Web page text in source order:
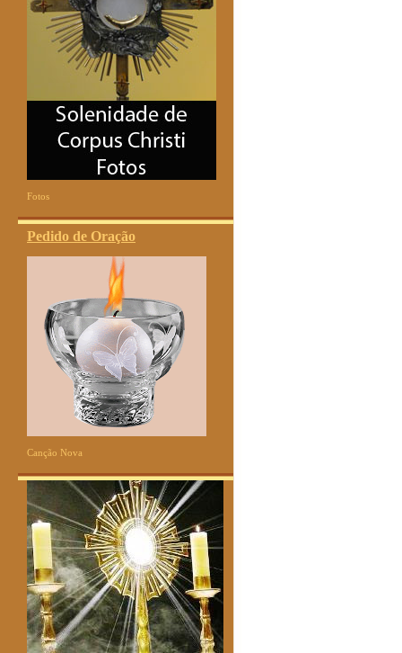
Fotos
Pedido de Oração
Canção Nova